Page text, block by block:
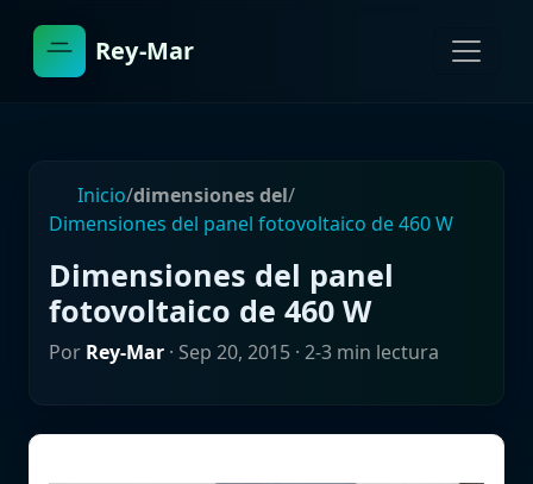
Rey-Mar
Inicio/dimensiones del/
Dimensiones del panel fotovoltaico de 460 W
Dimensiones del panel
fotovoltaico de 460 W
Por Rey-Mar · Sep 20, 2015 · 2-3 min lectura